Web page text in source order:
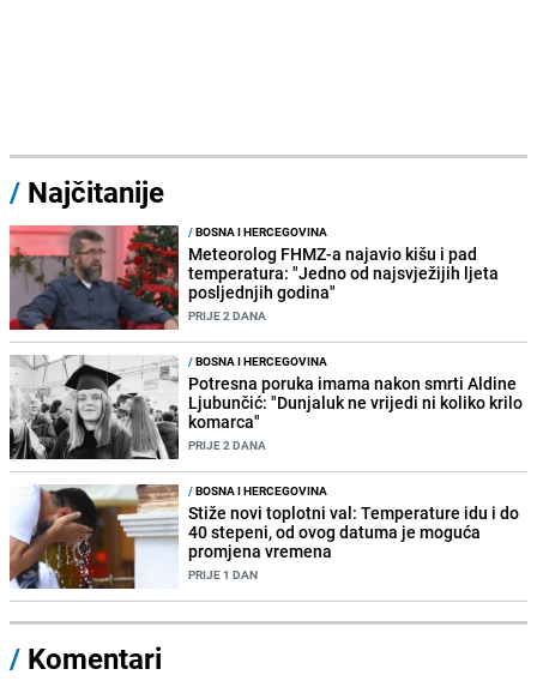
/ Najčitanije
/BOSNA I HERCEGOVINA
Meteorolog FHMZ-a najavio kišu i pad
temperatura: "Jedno od najsvježijih ljeta
posljednjih godina"
PRIJE 2 DANA
/BOSNA I HERCEGOVINA
Potresna poruka imama nakon smrti Aldine
Ljubunčić: "Dunjaluk ne vrijedi ni koliko krilo
komarca"
PRIJE 2 DANA
/BOSNA I HERCEGOVINA
Stiže novi toplotni val: Temperature idu i do
40 stepeni, od ovog datuma je moguća
promjena vremena
PRIJE 1 DAN
/ Komentari